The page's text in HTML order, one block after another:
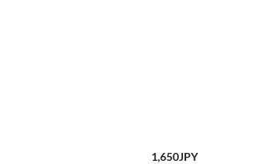
1,650JPY